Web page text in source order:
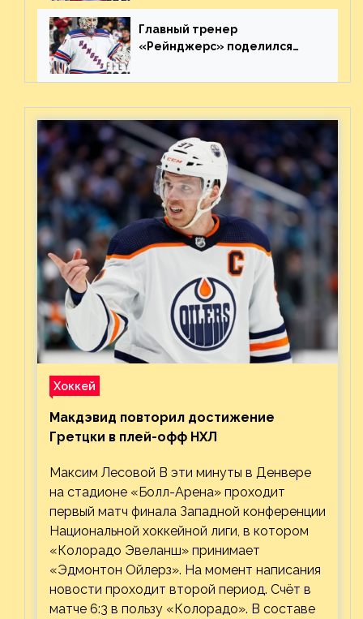
матча плей-офф. Видео
Главный тренер
«Рейнджерс» поделился
предстоящего финала
Хоккей
Макдэвид повторил достижение
Гретцки в плей-офф НХЛ
Максим Лесовой В эти минуты в Денвере
на стадионе «Болл-Арена» проходит
первый матч финала Западной конференции
Национальной хоккейной лиги, в котором
«Колорадо Эвеланш» принимает
«Эдмонтон Ойлерз». На момент написания
новости проходит второй период. Счёт в
матче 6:3 в пользу «Колорадо». В составе